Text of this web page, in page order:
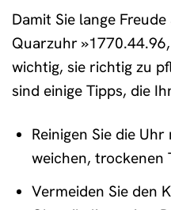
Damit Sie lange
Quarzuhr
wichtig, sie richtig zu
sind einige Tipps, die
Reinigen Sie die
weichen, trockenen
Vermeiden Sie den